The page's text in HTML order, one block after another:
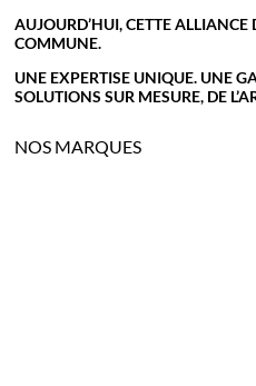
FLOWPACK
AUTRES
BROYEUSES ET
NOS CLIENTS
AUJOURD’HUI, CETTE
COMMUNE.
UNE EXPERTISE UNIQUE. UNE
SOLUTIONS SUR MESURE, DE
NOS MARQUES